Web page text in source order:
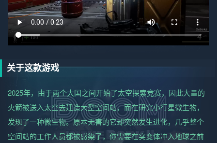
关于这款游戏
2025年，由于两个大国之间开始了太空探索竞赛，因此大量的
火箭被送入太空去建造大型空间站，而在研究小行星微生物，
发现了一种微生物。原本无害的它却突然发生进化，几乎整个
空间站的工作人员都被感染了，你需要在突变体冲入地球之前